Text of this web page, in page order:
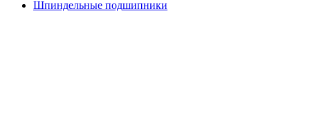
Шпиндельные подшипники